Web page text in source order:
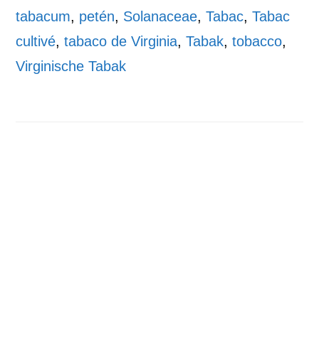
tabacum, petén, Solanaceae,Tabac,Tabac
cultivé,tabaco de Virginia,Tabak,tobacco,
Virginische Tabak